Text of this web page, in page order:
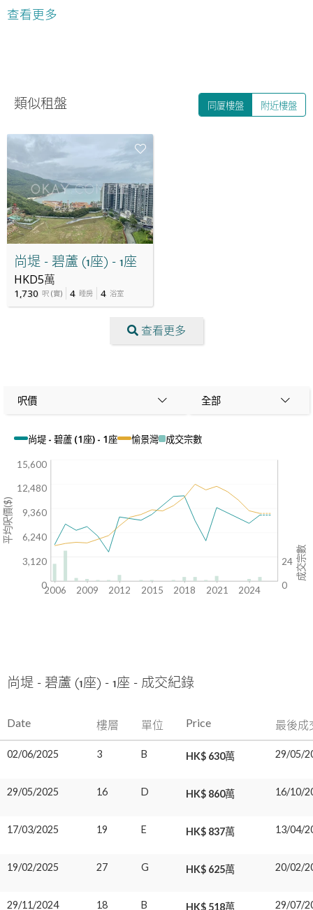
壁球場
多功能房間 多用途房間
乒乓球室
查看更多
類似租盤 同厦樓盤 附近樓盤
尚堤 - 碧蘆 (1座) - 1座
HKD5萬
1,730 呎 (實) 4 睡房 4 浴室
查看更多
呎價 全部
尚堤 - 碧蘆 (1座) - 1座 愉景灣 成交宗數
24
0
2006 2009 2012 2015 2018 2021 2024
成交宗數
15,600
12,480
9,360
6,240
3,120
0
平均呎價($)
尚堤 - 碧蘆 (1座) - 1座 - 成交紀錄
Date 樓層 單位 Price 最後成
02/06/2025 3 B HK$ 630萬 29/05/
29/05/2025 16 D HK$ 860萬 16/10/
17/03/2025 19 E HK$ 837萬 13/04/
19/02/2025 27 G HK$ 625萬 20/02/
29/11/2024 18 B HK$ 518萬 29/07/